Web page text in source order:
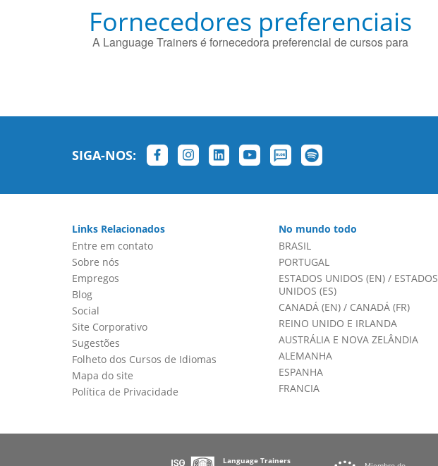
Fornecedores preferenciais
A Language Trainers é fornecedora preferencial de cursos para
SIGA-NOS:
Links Relacionados
Entre em contato
Sobre nós
Empregos
Blog
Social
Site Corporativo
Sugestões
Folheto dos Cursos de Idiomas
Mapa do site
Política de Privacidade
No mundo todo
BRASIL
PORTUGAL
ESTADOS UNIDOS (EN)/ ESTADOS
UNIDOS (ES)
CANADÁ (EN)/ CANADÁ (FR)
REINO UNIDO E IRLANDA
AUSTRÁLIA E NOVA ZELÂNDIA
ALEMANHA
ESPANHA
FRANCIA